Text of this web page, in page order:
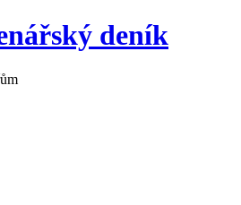
deník